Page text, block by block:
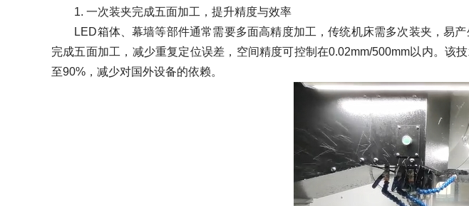
1. 一次装夹完成五面加工，提升精度与效率
LED箱体、幕墙等部件通常需要多面高精度加工，传统机床需多次装夹，易产
完成五面加工，减少重复定位误差，空间精度可控制在0.02mm/500mm以内。
至90%，减少对国外设备的依赖。